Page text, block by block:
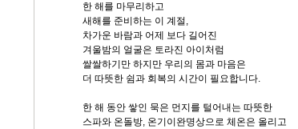
한 해를 마무리하고
새해를 준비하는 이 계절,
차가운 바람과 어제 보다 길어진
겨울밤의 얼굴은 토라진 아이처럼
쌀쌀하기만 하지만 우리의 몸과 마음은
더 따뜻한 쉼과 회복의 시간이 필요합니다.
한 해 동안 쌓인 묵은 먼지를 털어내는 따뜻한
스파와 온돌방, 온기이완명상으로 체온은 올리고